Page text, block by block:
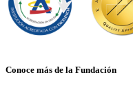
Conoce más de la Fundación